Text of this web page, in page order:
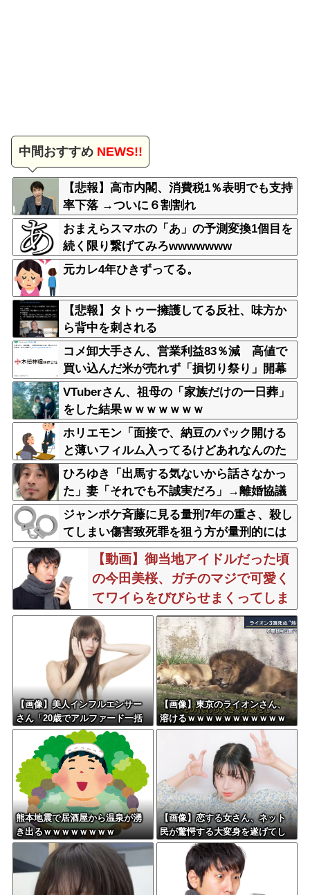
中間おすすめNEWS!!
【悲報】高市内閣、消費税1％表明でも支持
率下落 →ついに６割割れ
おまえらスマホの「あ」の予測変換1個目を
続く限り繋げてみろwwwwwww
元カレ4年ひきずってる。
【悲報】タトゥー擁護してる反社、味方か
ら背中を刺される
コメ卸大手さん、営業利益83％減 高値で
買い込んだ米が売れず「損切り祭り」開幕
へ
VTuberさん、祖母の「家族だけの一日葬」
をした結果ｗｗｗｗｗｗｗ
ホリエモン「面接で、納豆のパック開ける
と薄いフィルム入ってるけどあれなんのた
めか教えてって聞くわけ」
ひろゆき「出馬する気ないから話さなかっ
た」妻「それでも不誠実だろ」→離婚協議
へｗｗｗｗｗ
ジャンポケ斉藤に見る量刑7年の重さ、殺し
てしまい傷害致死罪を狙う方が量刑的には
軽いと話題
【動画】御当地アイドルだった頃
の今田美桜、ガチのマジで可愛く
てワイらをびびらせまくってしま
うw w w w w w w w
【画像】美人インフルエンサー
さん「20歳でアルファード一括
で買えちゃう私って素敵」←こ
れってガチなん？それともネタ
なん？w w w w w w w w w
【画像】東京のライオンさん、
溶けるｗｗｗｗｗｗｗｗｗｗｗ
ｗｗｗｗｗｗｗｗｗｗｗ
熊本地震で居酒屋から温泉が湧
き出るｗｗｗｗｗｗｗｗ
【画像】恋する女さん、ネット
民が驚愕する大変身を遂げてし
まう←コレは凄過ぎるw w w w
w w w w